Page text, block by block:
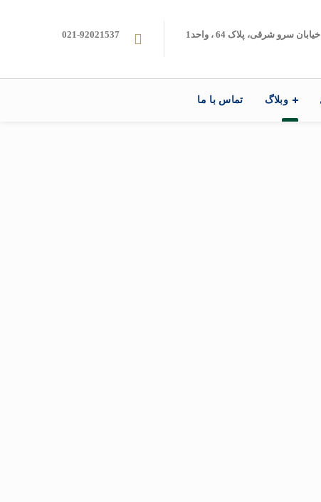
سرو شرقی، پلاک 64 ، واحد1 021-92021537
وبلاگ تماس با ما